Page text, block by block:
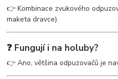
👉 Kombinace zvukového
maketa dravce).
❓ Fungují i na holuby?
👉 Ano, většina odpuzovačů je